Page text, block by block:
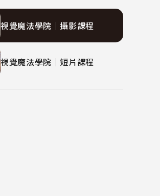
視覺魔法學院｜攝影課程
視覺魔法學院｜短片課程